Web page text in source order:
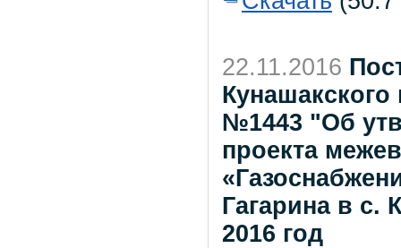
22.11.2016
Кунашакского
№1443 "Об
проекта
Гагарина в с.
2016 год